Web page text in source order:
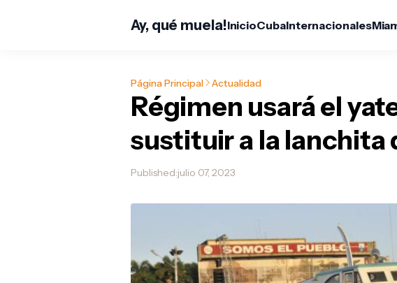
Ay, qué muela!InicioCubaInternacionales
Página Principal Actualidad
Régimen usará el
sustituir a la lanchita
Published:julio 07, 2023